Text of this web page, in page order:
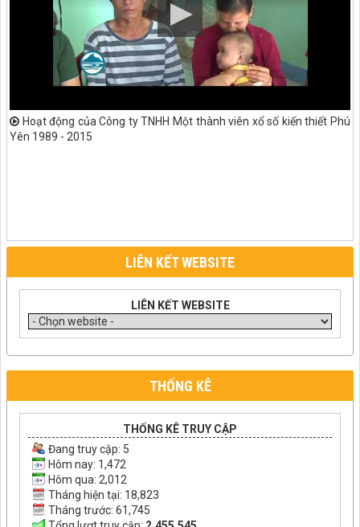
Hoạt động của Công ty TNHH Một thành viên xổ số kiến thiết Phú
Yên 1989 - 2015
LIÊN KẾT WEBSITE
LIÊN KẾT WEBSITE
THỐNG KÊ
THỐNG KÊ TRUY CẬP
Đang truy cập: 5
Hôm nay: 1,472
Hôm qua: 2,012
Tháng hiện tại: 18,823
Tháng trước: 61,745